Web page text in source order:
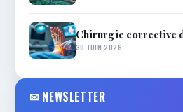
Chirurgie corrective
30 JUIN 2026
✉ NEWSLETTER